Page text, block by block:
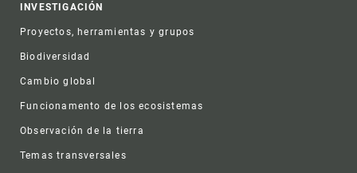
INVESTIGACIÓN
Proyectos, herramientas y grupos
Biodiversidad
Cambio global
Funcionamento de los ecosistemas
Observación de la tierra
Temas transversales